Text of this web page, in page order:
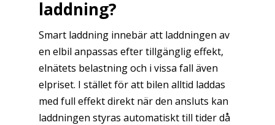
laddning?
Smart laddning innebär att laddningen av
en elbil anpassas efter tillgänglig effekt,
elnätets belastning och i vissa fall även
elpriset. I stället för att bilen alltid laddas
med full effekt direkt när den ansluts kan
laddningen styras automatiskt till tider då